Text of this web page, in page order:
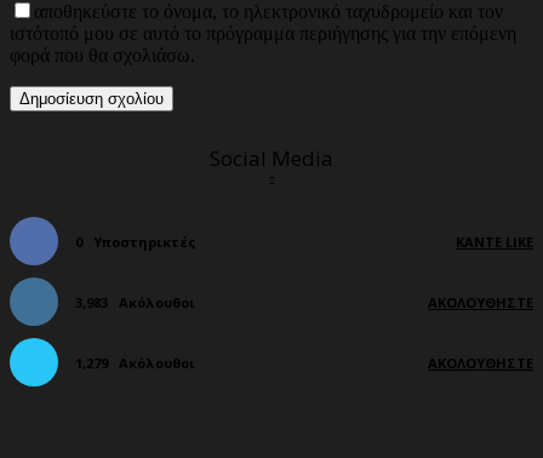
αποθηκεύστε το όνομα, το ηλεκτρονικό ταχυδρομείο και τον
ιστότοπό μου σε αυτό το πρόγραμμα περιήγησης για την επόμενη
φορά που θα σχολιάσω.
Social Media
0 Υποστηρικτές ΚΆΝΤΕ LIKE
3,983 Ακόλουθοι ΑΚΟΛΟΥΘΉΣΤΕ
1,279 Ακόλουθοι ΑΚΟΛΟΥΘΉΣΤΕ